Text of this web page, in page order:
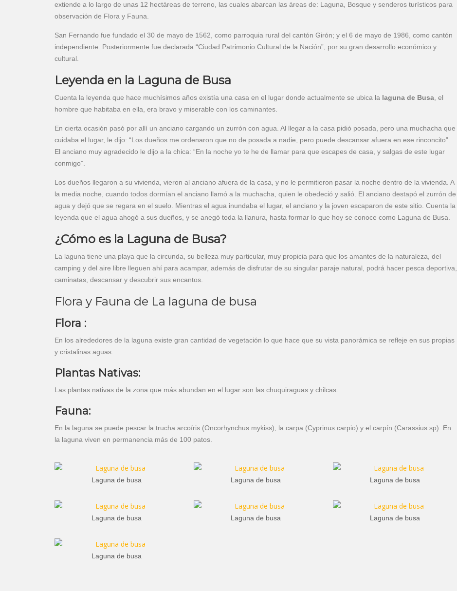
extiende a lo largo de unas 12 hectáreas de terreno, las cuales abarcan las áreas de: Laguna, Bosque y senderos turísticos para
observación de Flora y Fauna.
San Fernando fue fundado el 30 de mayo de 1562, como parroquia rural del cantón Girón; y el 6 de mayo de 1986, como cantón
independiente. Posteriormente fue declarada “Ciudad Patrimonio Cultural de la Nación”, por su gran desarrollo económico y
cultural.
Leyenda en la Laguna de Busa
Cuenta la leyenda que hace muchísimos años existía una casa en el lugar donde actualmente se ubica la laguna de Busa, el
hombre que habitaba en ella, era bravo y miserable con los caminantes.
En cierta ocasión pasó por allí un anciano cargando un zurrón con agua. Al llegar a la casa pidió posada, pero una muchacha que
cuidaba el lugar, le dijo: “Los dueños me ordenaron que no de posada a nadie, pero puede descansar afuera en ese rinconcito”.
El anciano muy agradecido le dijo a la chica: “En la noche yo te he de llamar para que escapes de casa, y salgas de este lugar
conmigo”.
Los dueños llegaron a su vivienda, vieron al anciano afuera de la casa, y no le permitieron pasar la noche dentro de la vivienda. A
la media noche, cuando todos dormían el anciano llamó a la muchacha, quien le obedeció y salió. El anciano destapó el zurrón de
agua y dejó que se regara en el suelo. Mientras el agua inundaba el lugar, el anciano y la joven escaparon de este sitio. Cuenta la
leyenda que el agua ahogó a sus dueños, y se anegó toda la llanura, hasta formar lo que hoy se conoce como Laguna de Busa.
¿Cómo es la Laguna de Busa?
La laguna tiene una playa que la circunda, su belleza muy particular, muy propicia para que los amantes de la naturaleza, del
camping y del aire libre lleguen ahí para acampar, además de disfrutar de su singular paraje natural, podrá hacer pesca deportiva,
caminatas, descansar y descubrir sus encantos.
Flora y Fauna de La laguna de busa
Flora :
En los alrededores de la laguna existe gran cantidad de vegetación lo que hace que su vista panorámica se refleje en sus propias
y cristalinas aguas.
Plantas Nativas:
Las plantas nativas de la zona que más abundan en el lugar son las chuquiraguas y chilcas.
Fauna:
En la laguna se puede pescar la trucha arcoíris (Oncorhynchus mykiss), la carpa (Cyprinus carpio) y el carpín (Carassius sp). En
la laguna viven en permanencia más de 100 patos.
Laguna de busa Laguna de busa Laguna de busa
Laguna de busa Laguna de busa Laguna de busa
Laguna de busa